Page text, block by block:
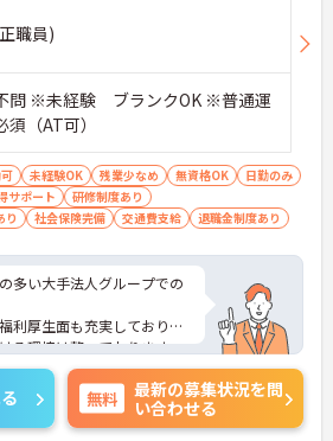
職員)
問 ※未経験 ブランクOK ※普通運
（AT可）
未経験OK 残業少なめ 無資格OK
日勤のみ
サポート
研修制度あり
り
社会保険完備 交通費支給 退職金制度あり
多い大手法人グループでの
利厚生面も充実しており、
る環境は整っております。
評価に繋がります。
気軽にお問い合わせくださ
無料
最新の募集状況を問
い合わせる